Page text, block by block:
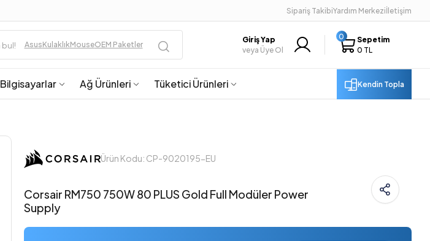
Sipariş TakibiYardım Merkeziİletişim
AsusKulaklıkMouseOEM Paketler
Giriş Yap
veya Üye Ol
0
Sepetim
0 TL
Bilgisayarlar Ağ Ürünleri Tüketici Ürünleri Kendin Topla
Ürün Kodu: CP-9020195-EU
Corsair RM750 750W 80 PLUS Gold Full Modüler Power
Supply